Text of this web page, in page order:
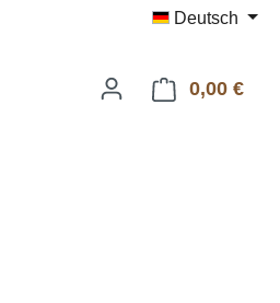
Deutsch
0,00 €